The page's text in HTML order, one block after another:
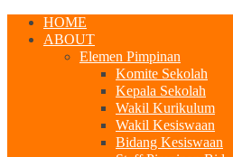
HOME
ABOUT
Elemen Pimpinan
Komite Sekolah
Kepala Sekolah
Wakil Kurikulum
Wakil Kesiswaan
Bidang Kesiswaan